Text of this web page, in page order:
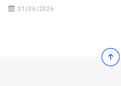
01/06/2026